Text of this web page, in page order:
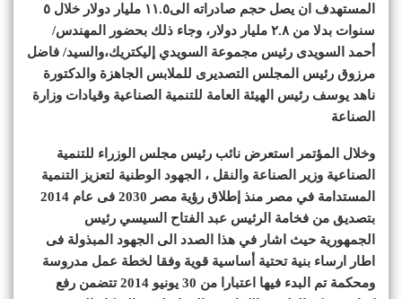
المستهدف ان يصل حجم صادراته الى١١.٥ مليار دولار خلال ٥
سنوات بدلا من ٢.٨ مليار دولار، وجاء ذلك بحضور المهندس/
أحمد السويدى رئيس مجموعة السويدي إليكتريك،والسيد/ فاضل
مرزوق رئيس المجلس التصديرى للملابس الجاهزة والدكتورة
ناهد يوسف رئيس الهيئة العامة للتنمية الصناعية وقيادات وزارة
الصناعة
وخلال المؤتمر استعرض نائب رئيس مجلس الوزراء للتنمية
الصناعية وزير الصناعة والنقل ، الجهود الوطنية لتعزيز التنمية
المستدامة في مصر منذ إطلاق رؤية مصر 2030 فى عام 2014
بتصديق من فخامة الرئيس عبد الفتاح السيسي رئيس
الجمهورية حيث اشار في هذا الصدد الى الجهود المبذولة فى
اطار ارساء بنية تحتية أساسية قوية وفقا لخطة عمل مدروسة
ومحكمة تم البدء فيها اعتبارا من 30 يونيو 2014 تتضمن رفع